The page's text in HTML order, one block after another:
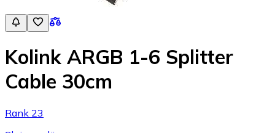
Kolink ARGB 1-6 Splitter
Cable 30cm
Rank 23